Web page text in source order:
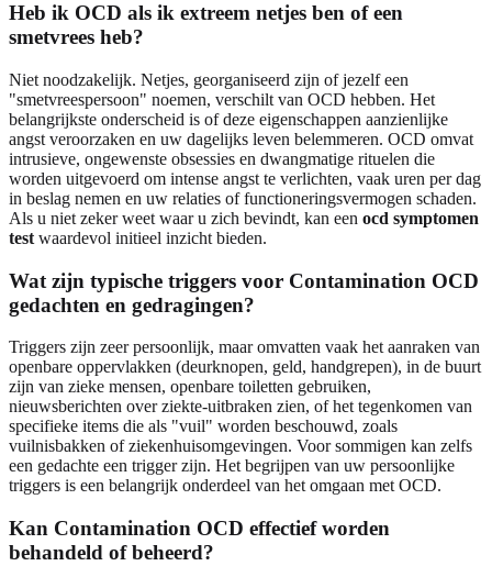
Heb ik OCD als ik extreem netjes ben of een
smetvrees heb?
Niet noodzakelijk. Netjes, georganiseerd zijn of jezelf een
"smetvreespersoon" noemen, verschilt van OCD hebben. Het
belangrijkste onderscheid is of deze eigenschappen aanzienlijke
angst veroorzaken en uw dagelijks leven belemmeren. OCD omvat
intrusieve, ongewenste obsessies en dwangmatige rituelen die
worden uitgevoerd om intense angst te verlichten, vaak uren per dag
in beslag nemen en uw relaties of functioneringsvermogen schaden.
Als u niet zeker weet waar u zich bevindt, kan een ocd symptomen
test waardevol initieel inzicht bieden.
Wat zijn typische triggers voor Contamination OCD
gedachten en gedragingen?
Triggers zijn zeer persoonlijk, maar omvatten vaak het aanraken van
openbare oppervlakken (deurknopen, geld, handgrepen), in de buurt
zijn van zieke mensen, openbare toiletten gebruiken,
nieuwsberichten over ziekte-uitbraken zien, of het tegenkomen van
specifieke items die als "vuil" worden beschouwd, zoals
vuilnisbakken of ziekenhuisomgevingen. Voor sommigen kan zelfs
een gedachte een trigger zijn. Het begrijpen van uw persoonlijke
triggers is een belangrijk onderdeel van het omgaan met OCD.
Kan Contamination OCD effectief worden
behandeld of beheerd?